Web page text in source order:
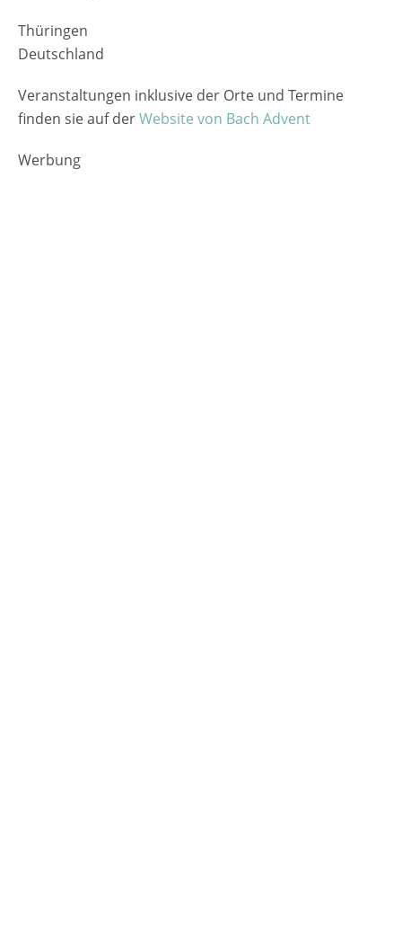
Thüringen
Deutschland
Veranstaltungen inklusive der Orte und Termine
finden sie auf derWebsite von Bach Advent
Werbung